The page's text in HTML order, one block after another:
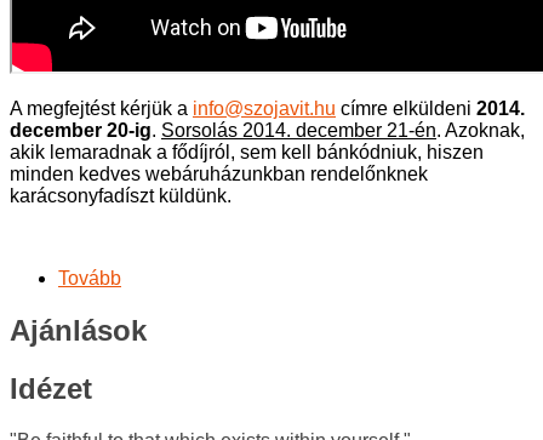
A megfejtést kérjük a info@szojavit.hu címre elküldeni 2014.
december 20-ig. Sorsolás 2014. december 21-én. Azoknak,
akik lemaradnak a fődíjról, sem kell bánkódniuk, hiszen
minden kedves webáruházunkban rendelőnknek
karácsonyfadíszt küldünk.
Tovább
Ajánlások
Idézet